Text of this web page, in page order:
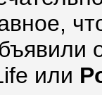
или